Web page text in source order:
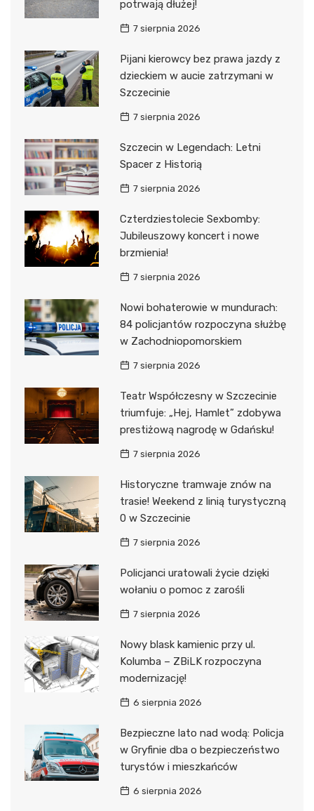
potrwają dłużej!
7 sierpnia 2026
Pijani kierowcy bez prawa jazdy z
dzieckiem w aucie zatrzymani w
Szczecinie
7 sierpnia 2026
Szczecin w Legendach: Letni
Spacer z Historią
7 sierpnia 2026
Czterdziestolecie Sexbomby:
Jubileuszowy koncert i nowe
brzmienia!
7 sierpnia 2026
Nowi bohaterowie w mundurach:
84 policjantów rozpoczyna służbę
w Zachodniopomorskiem
7 sierpnia 2026
Teatr Współczesny w Szczecinie
triumfuje: „Hej, Hamlet” zdobywa
prestiżową nagrodę w Gdańsku!
7 sierpnia 2026
Historyczne tramwaje znów na
trasie! Weekend z linią turystyczną
0 w Szczecinie
7 sierpnia 2026
Policjanci uratowali życie dzięki
wołaniu o pomoc z zarośli
7 sierpnia 2026
Nowy blask kamienic przy ul.
Kolumba – ZBiLK rozpoczyna
modernizację!
6 sierpnia 2026
Bezpieczne lato nad wodą: Policja
w Gryfinie dba o bezpieczeństwo
turystów i mieszkańców
6 sierpnia 2026